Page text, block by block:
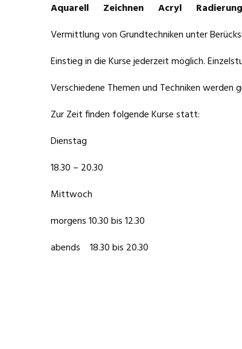
Aquarell Zeichnen Acryl Radierung
Vermittlung von Grundtechniken unter
Einstieg in die Kurse jederzeit möglich.
Verschiedene Themen und Techniken
Zur Zeit finden folgende Kurse statt:
Dienstag
18.30 – 20.30
Mittwoch
morgens 10.30 bis 12.30
abends 18.30 bis 20.30